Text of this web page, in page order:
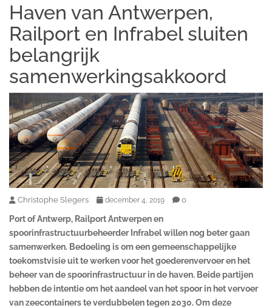
Haven van Antwerpen,
Railport en Infrabel sluiten
belangrijk
samenwerkingsakkoord
Christophe Slegers december 4, 2019 0
Port of Antwerp, Railport Antwerpen en
spoorinfrastructuurbeheerder Infrabel willen nog beter gaan
samenwerken. Bedoeling is om een gemeenschappelijke
toekomstvisie uit te werken voor het goederenvervoer en het
beheer van de spoorinfrastructuur in de haven. Beide partijen
hebben de intentie om het aandeel van het spoor in het vervoer
van zeecontainers te verdubbelen tegen 2030. Om deze